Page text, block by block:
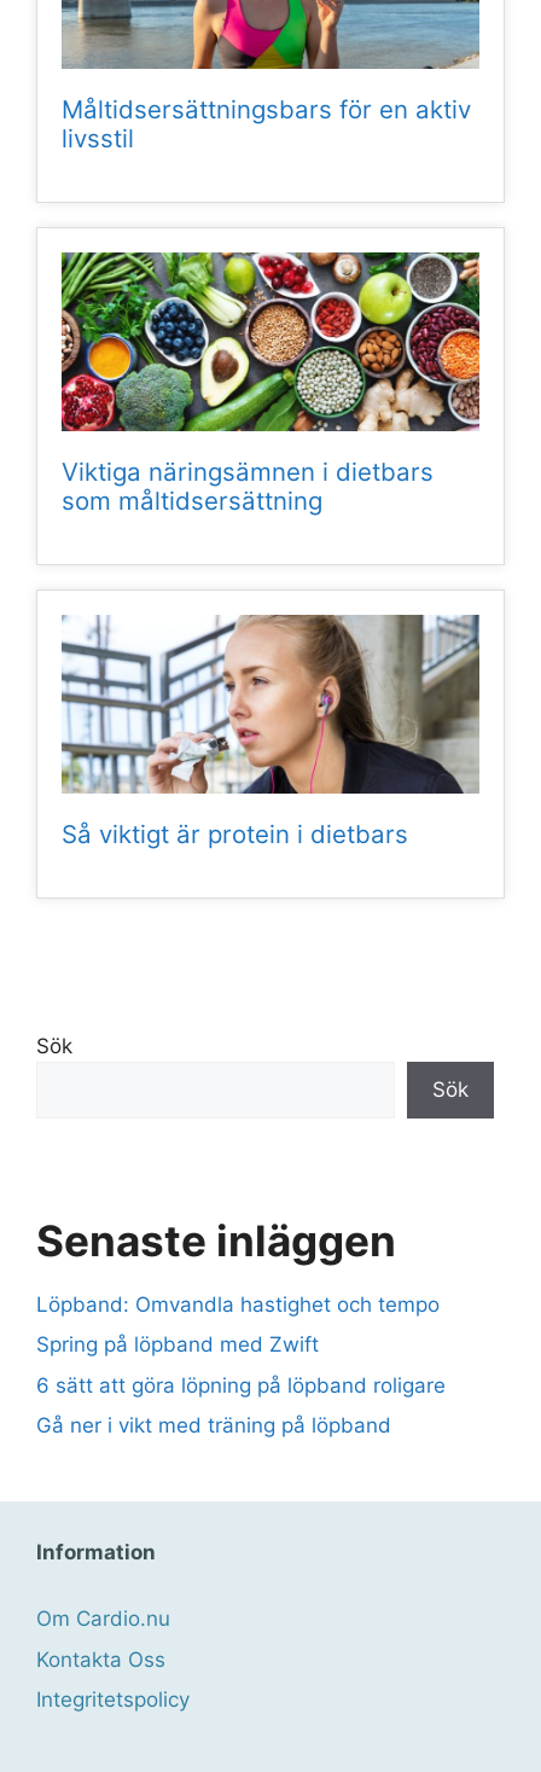
Måltidsersättningsbars för en aktiv
livsstil
Viktiga näringsämnen i dietbars
som måltidsersättning
Så viktigt är protein i dietbars
Sök
Sök
Senaste inläggen
Löpband: Omvandla hastighet och tempo
Spring på löpband med Zwift
6 sätt att göra löpning på löpband roligare
Gå ner i vikt med träning på löpband
Information
Om Cardio.nu
Kontakta Oss
Integritetspolicy